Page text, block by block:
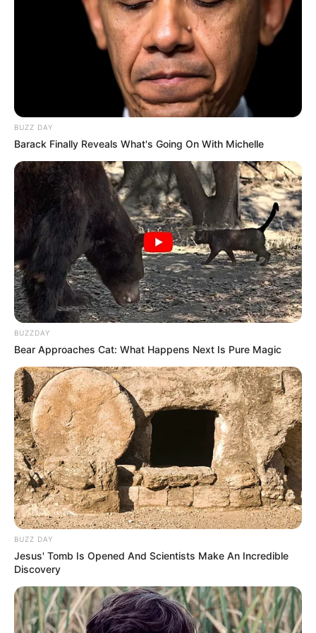
Mute
Ia kemudian kembali dikenal saat memerankan Clary Fray di film
The Mortal Instruments: City of Bones(2013). Film tesebut
merupakan adaptasi novel terkenal karya Cassandra Clare.
Tak hanya terkenal diantara penonton, ia juga kerap mendapatkan
pujian dari para kritikus film. Apalagi setelah ia membintangi
serial BBC berjudulLes Misérables(2018) sebagai Fantine.
Selain itu, ia juga sukses berperan sebagai Emily dalam serial
Netflix berjudulEmily in Paris(2020). Saat itu ia berperan
sebagai Emily Cooper.
Baca juga:Biodata, Profil, dan Fakta Amanda Seyfried
BUZZ DAY
Barack Finally Reveals What's Going On With Michelle
BUZZDAY
Bear Approaches Cat: What Happens Next Is Pure Magic
BUZZ DAY
Jesus' Tomb Is Opened And Scientists Make An Incredible
Discovery